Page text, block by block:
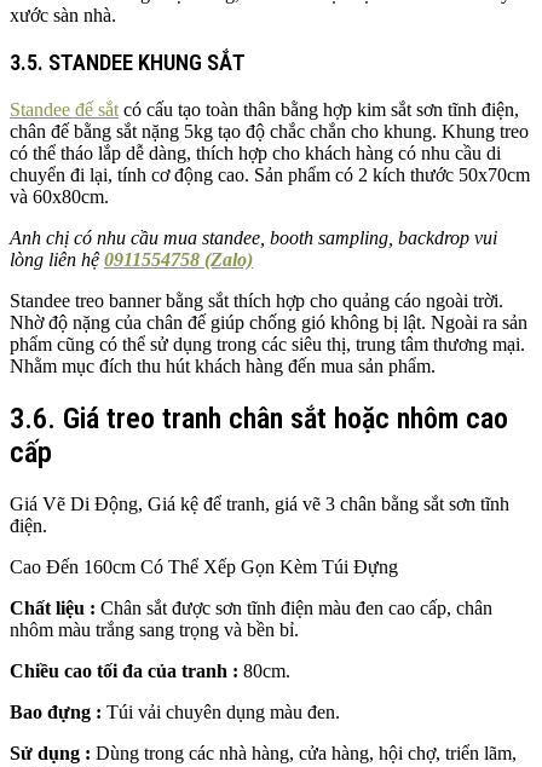
xước sàn nhà.
3.5. STANDEE KHUNG SẮT
Standee đế sắt có cấu tạo toàn thân bằng hợp kim sắt sơn tĩnh điện,
chân đế bằng sắt nặng 5kg tạo độ chắc chắn cho khung. Khung treo
có thể tháo lắp dễ dàng, thích hợp cho khách hàng có nhu cầu di
chuyển đi lại, tính cơ động cao. Sản phẩm có 2 kích thước 50x70cm
và 60x80cm.
Anh chị có nhu cầu mua standee, booth sampling, backdrop vui
lòng liên hệ0911554758 (Zalo)
Standee treo banner bằng sắt thích hợp cho quảng cáo ngoài trời.
Nhờ độ nặng của chân đế giúp chống gió không bị lật. Ngoài ra sản
phẩm cũng có thể sử dụng trong các siêu thị, trung tâm thương mại.
Nhằm mục đích thu hút khách hàng đến mua sản phẩm.
3.6. Giá treo tranh chân sắt hoặc nhôm cao
cấp
Giá Vẽ Di Động, Giá kệ để tranh, giá vẽ 3 chân bằng sắt sơn tĩnh
điện.
Cao Đến 160cm Có Thể Xếp Gọn Kèm Túi Đựng
Chất liệu : Chân sắt được sơn tĩnh điện màu đen cao cấp, chân
nhôm màu trắng sang trọng và bền bỉ.
Chiều cao tối đa của tranh : 80cm.
Bao đựng : Túi vải chuyên dụng màu đen.
Sử dụng : Dùng trong các nhà hàng, cửa hàng, hội chợ, triển lãm,